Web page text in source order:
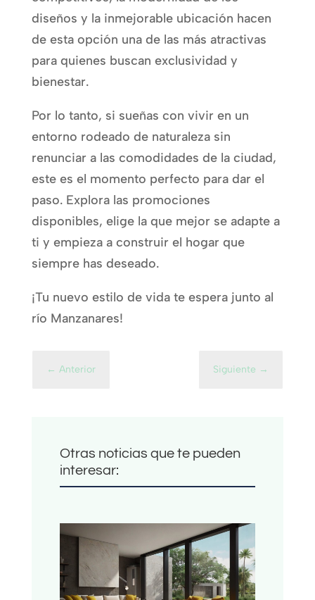
diseños y la inmejorable ubicación hacen
de esta opción una de las más atractivas
para quienes buscan exclusividad y
bienestar.
Por lo tanto, si sueñas con vivir en un
entorno rodeado de naturaleza sin
renunciar a las comodidades de la ciudad,
este es el momento perfecto para dar el
paso. Explora las promociones
disponibles, elige la que mejor se adapte a
ti y empieza a construir el hogar que
siempre has deseado.
¡Tu nuevo estilo de vida te espera junto al
río Manzanares!
← Anterior Siguiente →
Otras noticias que te pueden
interesar: